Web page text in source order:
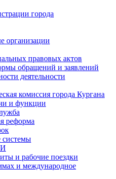
города
организации
правовых актов
обращений и заявлений
деятельности
комиссия города Кургана
и функции
реформа
и рабочие поездки
и международное